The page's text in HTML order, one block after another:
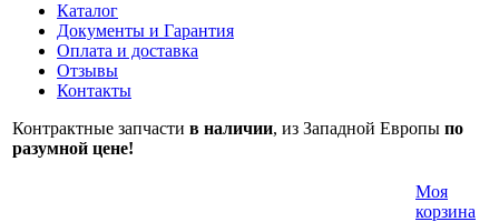
Каталог
Документы и Гарантия
Оплата и доставка
Отзывы
Контакты
Контрактные запчасти в наличии, из Западной Европы по
разумной цене!
Моя
корзина